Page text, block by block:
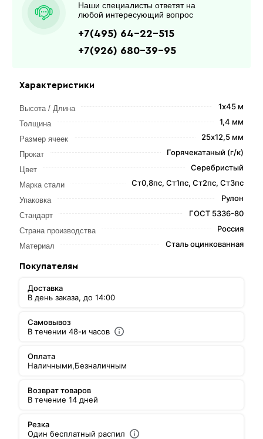
Характеристики
Высота / Длина 1х45 м
Толщина 1,4 мм
Размер ячеек 25х12,5 мм
Прокат Горячекатаный (г/к)
Цвет Серебристый
Марка стали Ст0,8пс, Ст1пс, Ст2пс, Ст3пс
Упаковка Рулон
Стандарт ГОСТ 5336-80
Страна производства Россия
Материал Сталь оцинкованная
Покупателям
Доставка
В день заказа, до 14:00
Самовывоз
В течении 48-и часов
Оплата
Наличными,Безналичным
Возврат товаров
В течение 14 дней
Резка
Один бесплатный распил
Наши специалисты ответят на
любой интересующий вопрос
+7(495) 64-22-515
+7(926) 680-39-95